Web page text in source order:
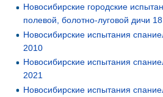
Новосибирские городские
полевой, болотно-луговой дичи
Новосибирские испытания
2010
Новосибирские испытания
2021
Новосибирские испытания